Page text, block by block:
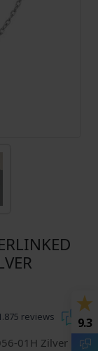
reviews
01H Zilver
9.3